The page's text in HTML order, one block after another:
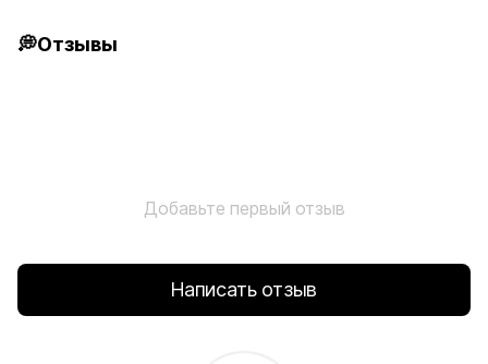
💭Отзывы
Добавьте первый отзыв
Написать отзыв